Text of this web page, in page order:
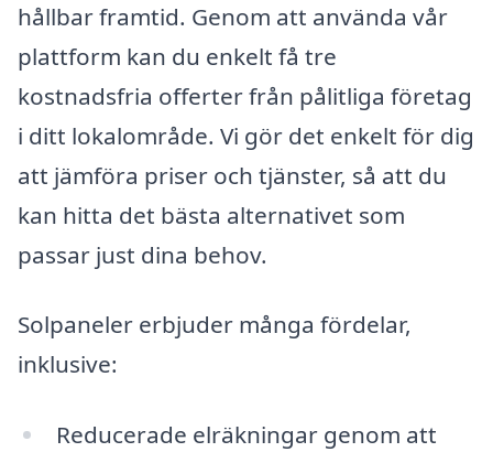
hållbar framtid. Genom att använda vår
plattform kan du enkelt få tre
kostnadsfria offerter från pålitliga företag
i ditt lokalområde. Vi gör det enkelt för dig
att jämföra priser och tjänster, så att du
kan hitta det bästa alternativet som
passar just dina behov.
Solpaneler erbjuder många fördelar,
inklusive:
Reducerade elräkningar genom att